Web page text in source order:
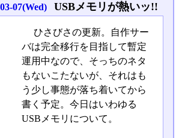
07(Wed) USBメモリが熱いッ!!
ひさびさの更新。自作サー
バは完全移行を目指して暫定
運用中なので、そっちのネタ
もないこたないが、それはも
う少し事態が落ち着いてから
書く予定。今日はいわゆる
USBメモリについて。